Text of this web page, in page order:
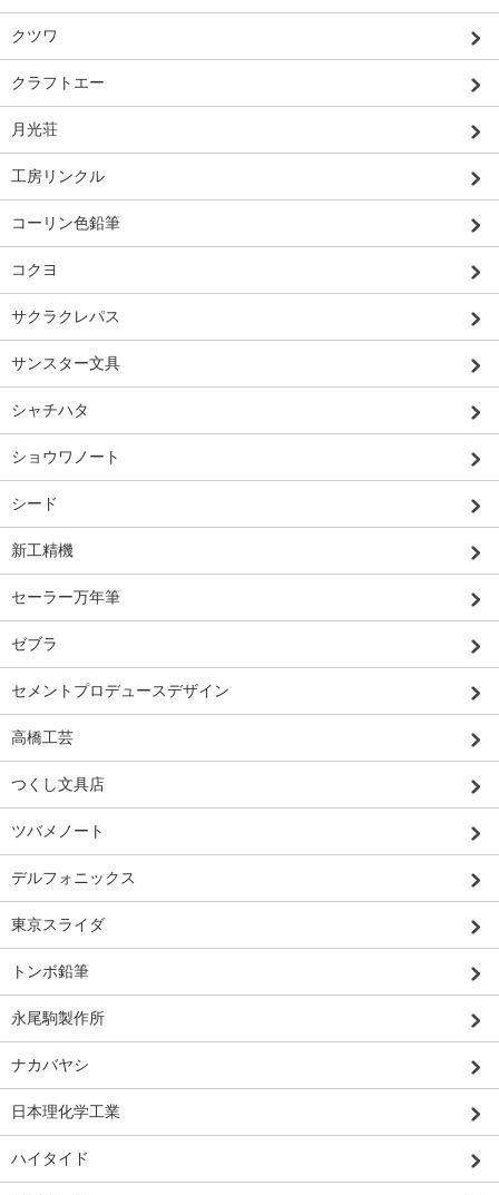
クツワ
クラフトエー
月光荘
工房リンクル
コーリン色鉛筆
コクヨ
サクラクレパス
サンスター文具
シャチハタ
ショウワノート
シード
新工精機
セーラー万年筆
ゼブラ
セメントプロデュースデザイン
高橋工芸
つくし文具店
ツバメノート
デルフォニックス
東京スライダ
トンボ鉛筆
永尾駒製作所
ナカバヤシ
日本理化学工業
ハイタイド